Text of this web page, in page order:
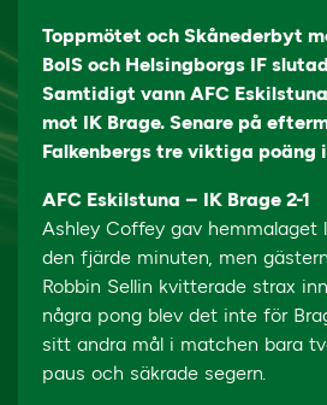
Toppmötet och Skånederbyt
BoIS och Helsingborgs IF
Samtidigt vann AFC Eskilstuna
mot IK Brage. Senare på
Falkenbergs tre viktiga poäng
AFC Eskilstuna – IK Brage 2-1
Ashley Coffey gav hemmalaget
den fjärde minuten, men
Robbin Sellin kvitterade strax
några pong blev det inte för
sitt andra mål i matchen bara
paus och säkrade segern.